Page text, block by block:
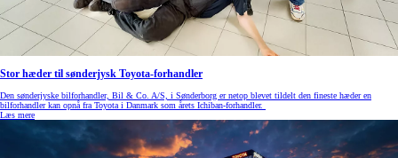
Stor hæder til sønderjysk Toyota-forhandler
Den sønderjyske bilforhandler, Bil & Co. A/S, i Sønderborg er netop blevet tildelt den fineste hæder en
bilforhandler kan opnå fra Toyota i Danmark som årets Ichiban-forhandler.
Læs mere